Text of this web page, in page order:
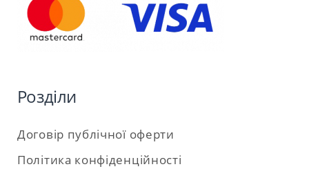
Розділи
Договір публічної оферти
Політика конфіденційності